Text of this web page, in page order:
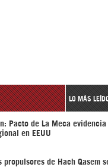
LO MÁS
Pacto de La Meca
en EEUU
propulsores de Hach Qasem